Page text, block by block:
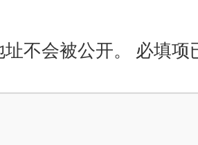
不会被公开。 必填项